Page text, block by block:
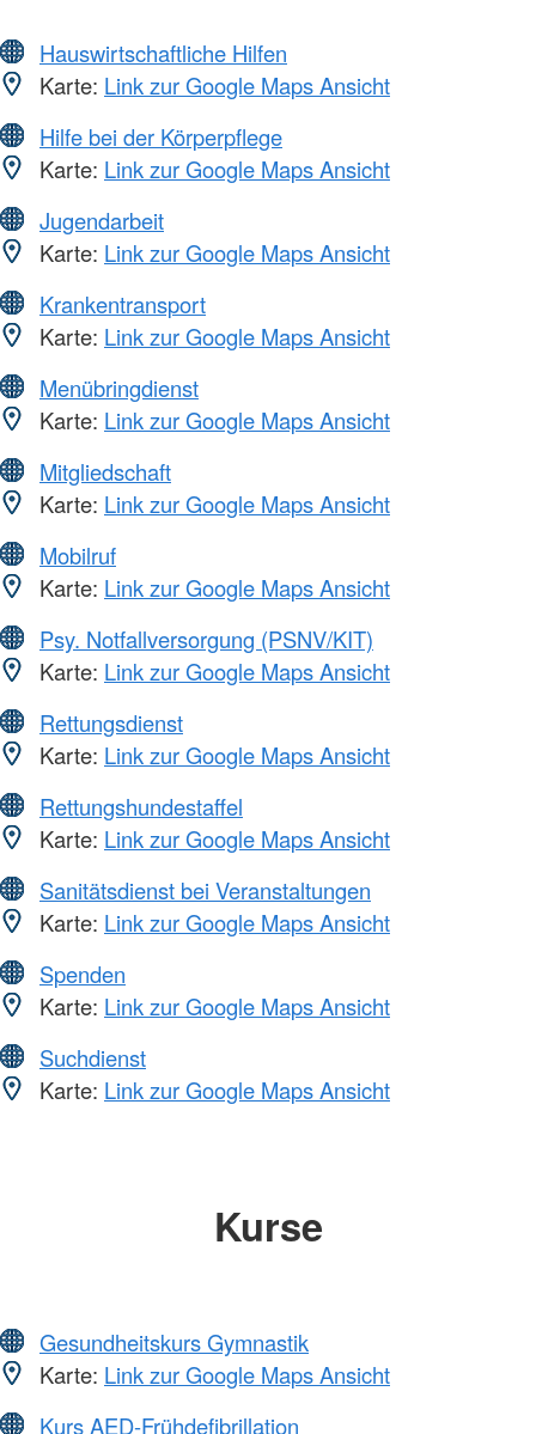
Hauswirtschaftliche Hilfen
Karte: Link zur Google Maps Ansicht
Hilfe bei der Körperpflege
Karte: Link zur Google Maps Ansicht
Jugendarbeit
Karte: Link zur Google Maps Ansicht
Krankentransport
Karte: Link zur Google Maps Ansicht
Menübringdienst
Karte: Link zur Google Maps Ansicht
Mitgliedschaft
Karte: Link zur Google Maps Ansicht
Mobilruf
Karte: Link zur Google Maps Ansicht
Psy. Notfallversorgung (PSNV/KIT)
Karte: Link zur Google Maps Ansicht
Rettungsdienst
Karte: Link zur Google Maps Ansicht
Rettungshundestaffel
Karte: Link zur Google Maps Ansicht
Sanitätsdienst bei Veranstaltungen
Karte: Link zur Google Maps Ansicht
Spenden
Karte: Link zur Google Maps Ansicht
Suchdienst
Karte: Link zur Google Maps Ansicht
Kurse
Gesundheitskurs Gymnastik
Karte: Link zur Google Maps Ansicht
Kurs AED-Frühdefibrillation